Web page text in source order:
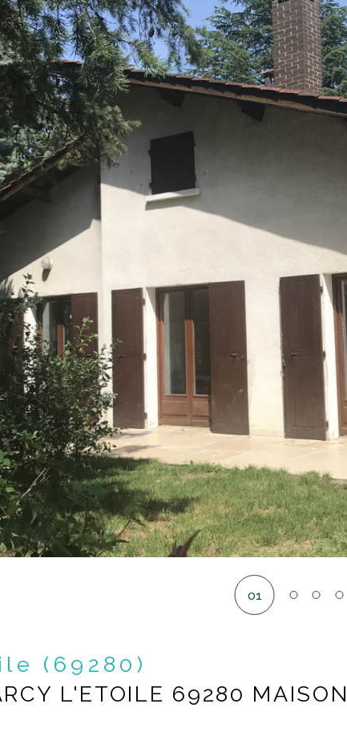
01
(69280)
L'ETOILE 69280